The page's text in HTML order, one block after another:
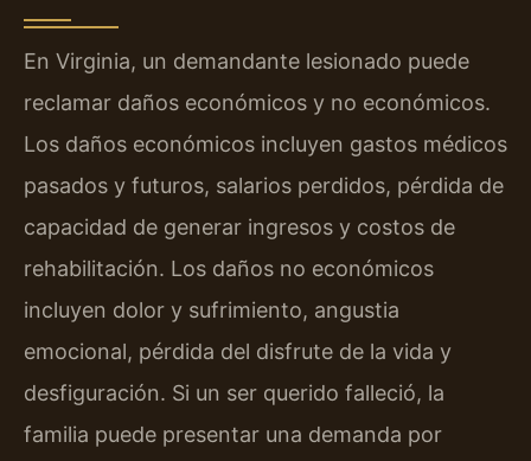
En Virginia, un demandante lesionado puede
reclamar daños económicos y no económicos.
Los daños económicos incluyen gastos médicos
pasados y futuros, salarios perdidos, pérdida de
capacidad de generar ingresos y costos de
rehabilitación. Los daños no económicos
incluyen dolor y sufrimiento, angustia
emocional, pérdida del disfrute de la vida y
desfiguración. Si un ser querido falleció, la
familia puede presentar una demanda por